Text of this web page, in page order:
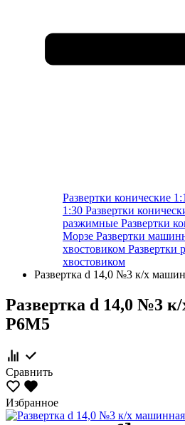
Развертки конические
1:30 Развертки
разжимные Развертки
Морзе Развертки
хвостовиком Развертки
хвостовиком
Развертка d 14,0 №3 к/х
Развертка d 14,0 №3
Р6М5
Сравнить
Избранное